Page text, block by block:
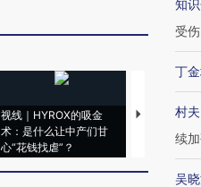
视线｜HYROX的吸金
术：是什么让中产们甘
心“花钱找虐”？
马航飞行员
粒摇头丸
知
受伤
丁
村
续
吴